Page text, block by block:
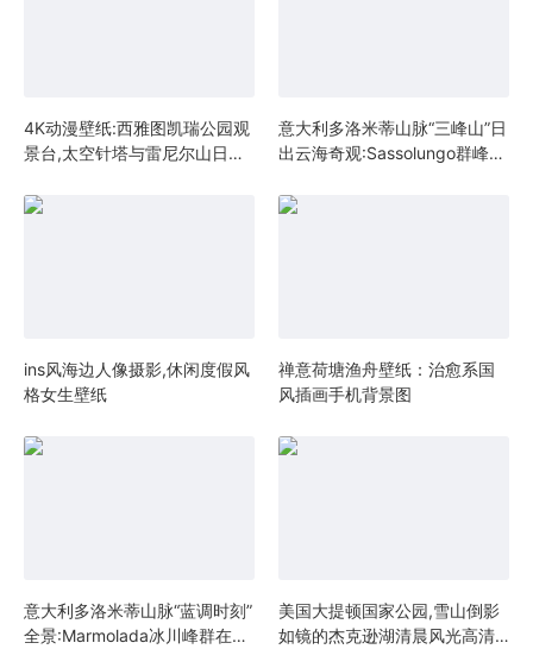
4K动漫壁纸:西雅图凯瑞公园观
景台,太空针塔与雷尼尔山日落
意大利多洛米蒂山脉“三峰山”日
出云海奇观:Sassolungo群峰隐
小径高清壁纸
ins风海边人像摄影,休闲度假风
格女生壁纸
禅意荷塘渔舟壁纸：治愈系国
风插画手机背景图
意大利多洛米蒂山脉“蓝调时刻”
全景:Marmolada冰川峰群在暮
美国大提顿国家公园,雪山倒影
如镜的杰克逊湖清晨风光高清